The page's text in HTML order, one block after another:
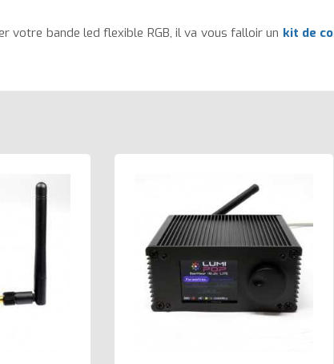
votre bande led flexible RGB, il va vous falloir un kit de